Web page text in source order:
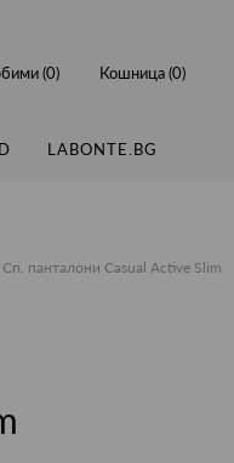
LABONTE.BG
(0) Кошница (0)
Сп. панталони Casual Active Slim